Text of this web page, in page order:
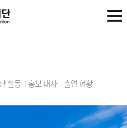
활동 홍보 대사 출연 현황